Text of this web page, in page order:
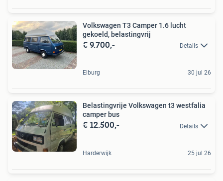
Volkswagen T3 Camper 1.6 lucht
gekoeld, belastingvrij
€ 9.700,- Details
Elburg 30 jul 26
Belastingvrije Volkswagen t3 westfalia
camper bus
€ 12.500,- Details
Harderwijk 25 jul 26